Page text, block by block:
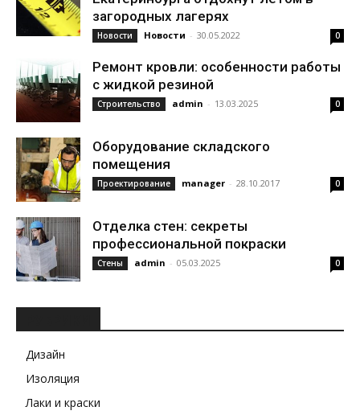
загородных лагерях
Новости Новости - 30.05.2022 0
Ремонт кровли: особенности работы
с жидкой резиной
Строительство admin - 13.03.2025 0
Оборудование складского
помещения
Проектирование manager - 28.10.2017 0
Отделка стен: секреты
профессиональной покраски
Стены admin - 05.03.2025 0
Дизайн
Изоляция
Лаки и краски